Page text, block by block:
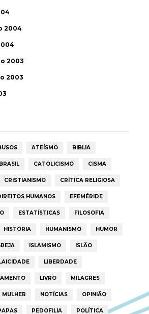
2004
2003
2003
ATEÍSMO BIBLIA
BRASIL CATOLICISMO CISMA
CRISTIANISMO CRÍTICA RELIGIOSA
HUMANOS EFEMÉRIDE
ESTATÍSTICAS FILOSOFIA
HISTÓRIA HUMANISMO HUMOR
ISLAMISMO ISLÃO
LIBERDADE
LIVRO MILAGRES
MULHER NOTÍCIAS OPINIÃO
PEDOFILIA POLÍTICA